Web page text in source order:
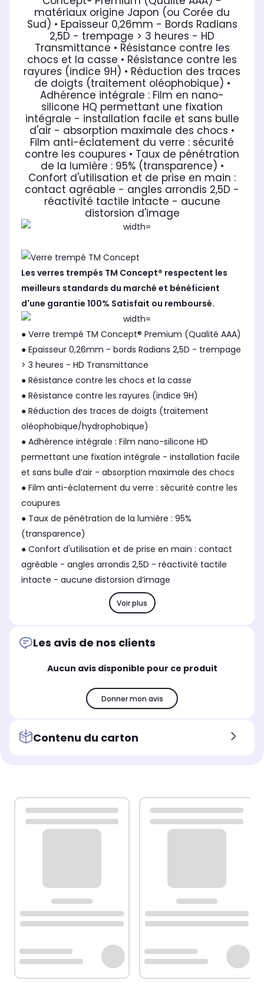
matériaux origine Japon (ou Corée du
Sud) • Epaisseur 0,26mm - Bords Radians
2,5D - trempage > 3 heures - HD
Transmittance • Résistance contre les
chocs et la casse • Résistance contre les
rayures (indice 9H) • Réduction des traces
de doigts (traitement oléophobique) •
Adhérence intégrale : Film en nano-
silicone HQ permettant une fixation
intégrale - installation facile et sans bulle
d'air - absorption maximale des chocs •
Film anti-éclatement du verre : sécurité
contre les coupures • Taux de pénétration
de la lumière : 95% (transparence) •
Confort d'utilisation et de prise en main :
contact agréable - angles arrondis 2,5D -
réactivité tactile intacte - aucune
distorsion d'image
Les verres trempés TM Concept® respectent les
meilleurs standards du marché et bénéficient
d'une garantie 100% Satisfait ou remboursé.
● Verre trempé TM Concept® Premium (Qualité AAA)
● Epaisseur 0,26mm - bords Radians 2,5D - trempage
> 3 heures - HD Transmittance
● Résistance contre les chocs et la casse
● Résistance contre les rayures (indice 9H)
● Réduction des traces de doigts (traitement
oléophobique/hydrophobique)
● Adhérence intégrale : Film nano-silicone HD
permettant une fixation intégrale - installation facile
et sans bulle d’air - absorption maximale des chocs
● Film anti-éclatement du verre : sécurité contre les
coupures
● Taux de pénétration de la lumière : 95%
(transparence)
● Confort d'utilisation et de prise en main : contact
agréable - angles arrondis 2,5D - réactivité tactile
intacte - aucune distorsion d’image
Voir plus
Les avis de nos clients
Aucun avis disponible pour ce produit
Donner mon avis
Contenu du carton